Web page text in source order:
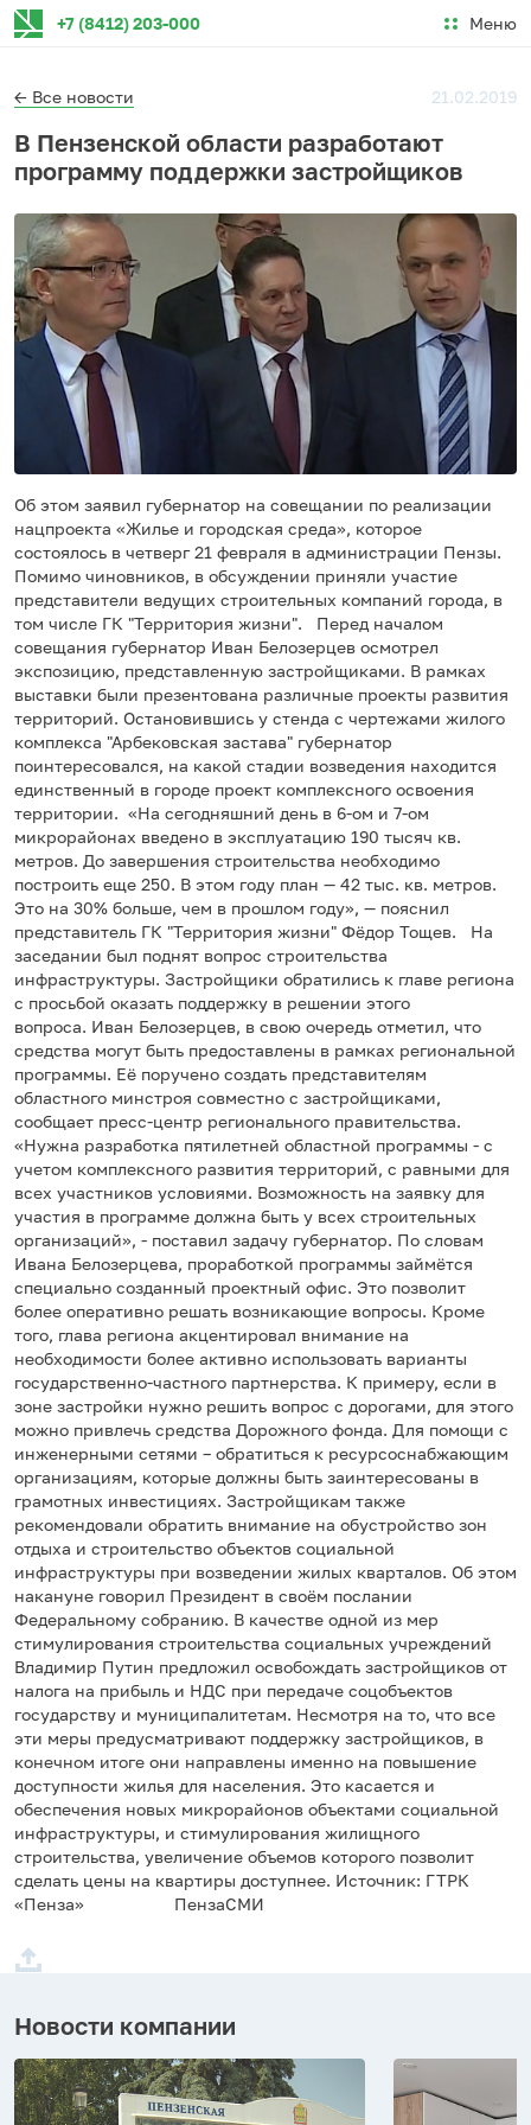
+7 (8412) 203-000 Меню
← Все новости 21.02.2019
В Пензенской области разработают
программу поддержки застройщиков
Об этом заявил губернатор на совещании по реализации
нацпроекта «Жилье и городская среда», которое
состоялось в четверг 21 февраля в администрации Пензы.
Помимо чиновников, в обсуждении приняли участие
представители ведущих строительных компаний города, в
том числе ГК "Территория жизни". Перед началом
совещания губернатор Иван Белозерцев осмотрел
экспозицию, представленную застройщиками. В рамках
выставки были презентована различные проекты развития
территорий. Остановившись у стенда с чертежами жилого
комплекса "Арбековская застава" губернатор
поинтересовался, на какой стадии возведения находится
единственный в городе проект комплексного освоения
территории. «На сегодняшний день в 6-ом и 7-ом
микрорайонах введено в эксплуатацию 190 тысяч кв.
метров. До завершения строительства необходимо
построить еще 250. В этом году план — 42 тыс. кв. метров.
Это на 30% больше, чем в прошлом году», — пояснил
представитель ГК "Территория жизни" Фёдор Тощев. На
заседании был поднят вопрос строительства
инфраструктуры. Застройщики обратились к главе региона
с просьбой оказать поддержку в решении этого
вопроса. Иван Белозерцев, в свою очередь отметил, что
средства могут быть предоставлены в рамках региональной
программы. Её поручено создать представителям
областного минстроя совместно с застройщиками,
сообщает пресс-центр регионального правительства.
«Нужна разработка пятилетней областной программы - с
учетом комплексного развития территорий, с равными для
всех участников условиями. Возможность на заявку для
участия в программе должна быть у всех строительных
организаций», - поставил задачу губернатор. По словам
Ивана Белозерцева, проработкой программы займётся
специально созданный проектный офис. Это позволит
более оперативно решать возникающие вопросы. Кроме
того, глава региона акцентировал внимание на
необходимости более активно использовать варианты
государственно-частного партнерства. К примеру, если в
зоне застройки нужно решить вопрос с дорогами, для этого
можно привлечь средства Дорожного фонда. Для помощи с
инженерными сетями – обратиться к ресурсоснабжающим
организациям, которые должны быть заинтересованы в
грамотных инвестициях. Застройщикам также
рекомендовали обратить внимание на обустройство зон
отдыха и строительство объектов социальной
инфраструктуры при возведении жилых кварталов. Об этом
накануне говорил Президент в своём послании
Федеральному собранию. В качестве одной из мер
стимулирования строительства социальных учреждений
Владимир Путин предложил освобождать застройщиков от
налога на прибыль и НДС при передаче соцобъектов
государству и муниципалитетам. Несмотря на то, что все
эти меры предусматривают поддержку застройщиков, в
конечном итоге они направлены именно на повышение
доступности жилья для населения. Это касается и
обеспечения новых микрорайонов объектами социальной
инфраструктуры, и стимулирования жилищного
строительства, увеличение объемов которого позволит
сделать цены на квартиры доступнее. Источник: ГТРК
«Пенза» ПензаСМИ
Новости компании